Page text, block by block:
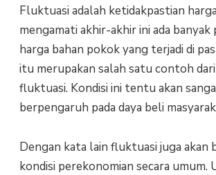
Fluktuasi adalah ketidakpastian
mengamati akhir-akhir ini ada banyak
harga bahan pokok yang terjadi di
itu merupakan salah satu contoh dari
fluktuasi. Kondisi ini tentu akan
berpengaruh pada daya beli
Dengan kata lain fluktuasi juga akan
kondisi perekonomian secara umum.